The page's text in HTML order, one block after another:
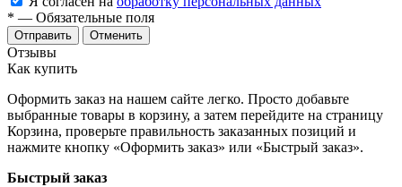
* — Обязательные поля
Отменить
Отзывы
Как купить
Оформить заказ на нашем сайте легко. Просто добавьте
выбранные товары в корзину, а затем перейдите на страницу
Корзина, проверьте правильность заказанных позиций и
нажмите кнопку «Оформить заказ» или «Быстрый заказ».
Быстрый заказ